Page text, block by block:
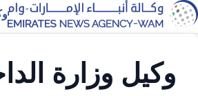
وكيل وزارة